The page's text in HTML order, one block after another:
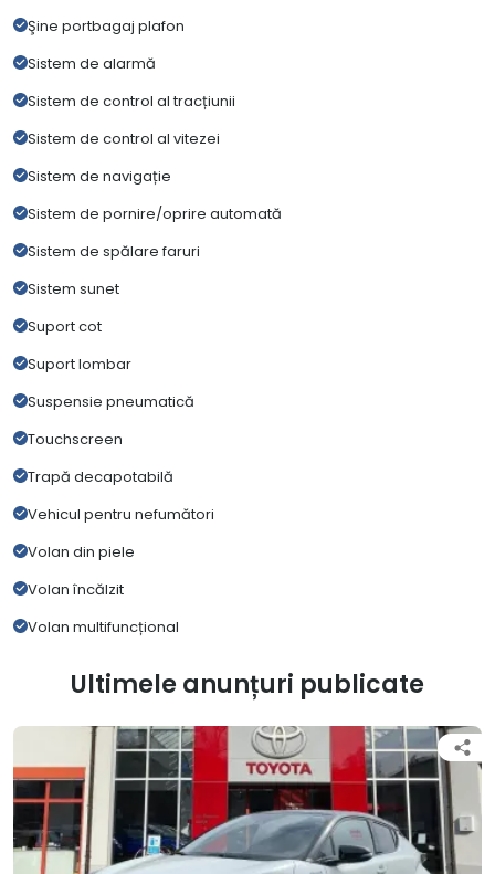
Şine portbagaj plafon
Sistem de alarmă
Sistem de control al tracțiunii
Sistem de control al vitezei
Sistem de navigație
Sistem de pornire/oprire automată
Sistem de spălare faruri
Sistem sunet
Suport cot
Suport lombar
Suspensie pneumatică
Touchscreen
Trapă decapotabilă
Vehicul pentru nefumători
Volan din piele
Volan încălzit
Volan multifuncțional
Ultimele anunțuri publicate